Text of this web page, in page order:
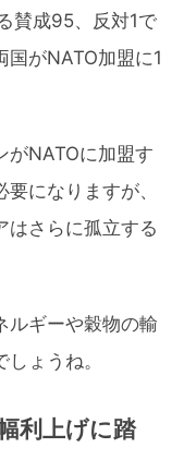
賛成95、反対1で
国がNATO加盟に1
がNATOに加盟す
になりますが、
はさらに孤立する
ルギーや穀物の輸
ょうね。
利上げに踏